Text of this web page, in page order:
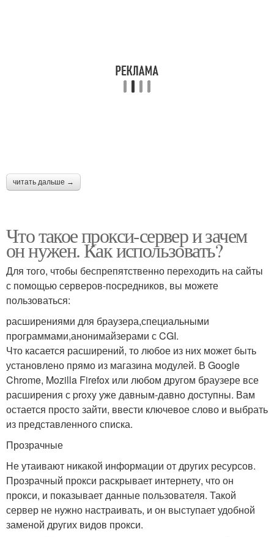
читать дальше →
Что такое прокси-сервер и зачем
он нужен. Как использовать?
Для того, чтобы беспрепятственно переходить на сайты
с помощью серверов-посредников, вы можете
пользоваться:
расширениями для браузера,специальными
программами,анонимайзерами с CGI.
Что касается расширений, то любое из них может быть
установлено прямо из магазина модулей. В Google
Chrome, Mozilla Firefox или любом другом браузере все
расширения с proxy уже давным-давно доступны. Вам
остается просто зайти, ввести ключевое слово и выбрать
из представленного списка.
Прозрачные
Не утаивают никакой информации от других ресурсов.
Прозрачный прокси раскрывает интернету, что он
прокси, и показывает данные пользователя. Такой
сервер не нужно настраивать, и он выступает удобной
заменой других видов прокси.